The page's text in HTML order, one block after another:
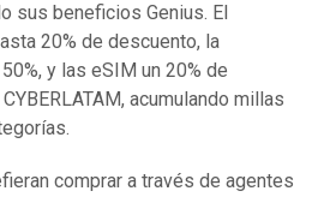
sus beneficios Genius. El
20% de descuento, la
y las eSIM un 20% de
acumulando millas
comprar a través de agentes